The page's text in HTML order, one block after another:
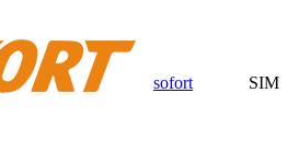
sofort SIM